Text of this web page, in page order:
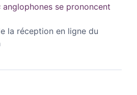
anglophones se prononcent
la réception en ligne du